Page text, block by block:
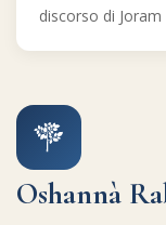
discorso di
Oshannà